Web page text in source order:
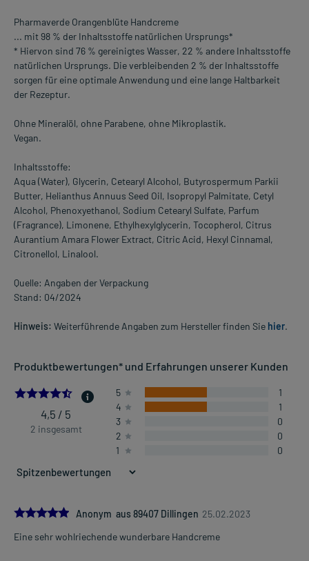
Pharmaverde Orangenblüte Handcreme
... mit 98 % der Inhaltsstoffe natürlichen Ursprungs*
* Hiervon sind 76 % gereinigtes Wasser, 22 % andere Inhaltsstoffe
natürlichen Ursprungs. Die verbleibenden 2 % der Inhaltsstoffe
sorgen für eine optimale Anwendung und eine lange Haltbarkeit
der Rezeptur.
Ohne Mineralöl, ohne Parabene, ohne Mikroplastik.
Vegan.
Inhaltsstoffe:
Aqua (Water), Glycerin, Cetearyl Alcohol, Butyrospermum Parkii
Butter, Helianthus Annuus Seed Oil, Isopropyl Palmitate, Cetyl
Alcohol, Phenoxyethanol, Sodium Cetearyl Sulfate, Parfum
(Fragrance), Limonene, Ethylhexylglycerin, Tocopherol, Citrus
Aurantium Amara Flower Extract, Citric Acid, Hexyl Cinnamal,
Citronellol, Linalool.
Quelle: Angaben der Verpackung
Stand: 04/2024
Hinweis: Weiterführende Angaben zum Hersteller finden Sie hier.
Produktbewertungen* und Erfahrungen unserer Kunden
4.5
4,5 / 5
2 insgesamt
5
1
4
1
3
0
2
0
1
0
5.0Anonym aus 89407 Dillingen 25.02.2023
Eine sehr wohlriechende wunderbare Handcreme